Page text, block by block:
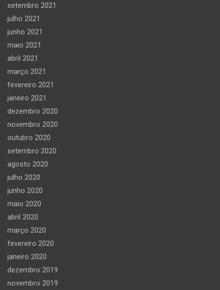
setembro 2021
julho 2021
junho 2021
maio 2021
abril 2021
março 2021
fevereiro 2021
janeiro 2021
dezembro 2020
novembro 2020
outubro 2020
setembro 2020
agosto 2020
julho 2020
junho 2020
maio 2020
abril 2020
março 2020
fevereiro 2020
janeiro 2020
dezembro 2019
novembro 2019